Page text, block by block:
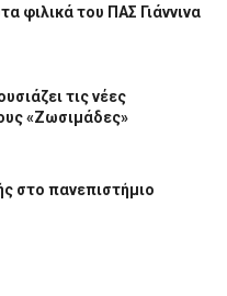
φιλικά του ΠΑΣ Γιάννινα
τις νέες
«Ζωσιμάδες»
στο πανεπιστήμιο